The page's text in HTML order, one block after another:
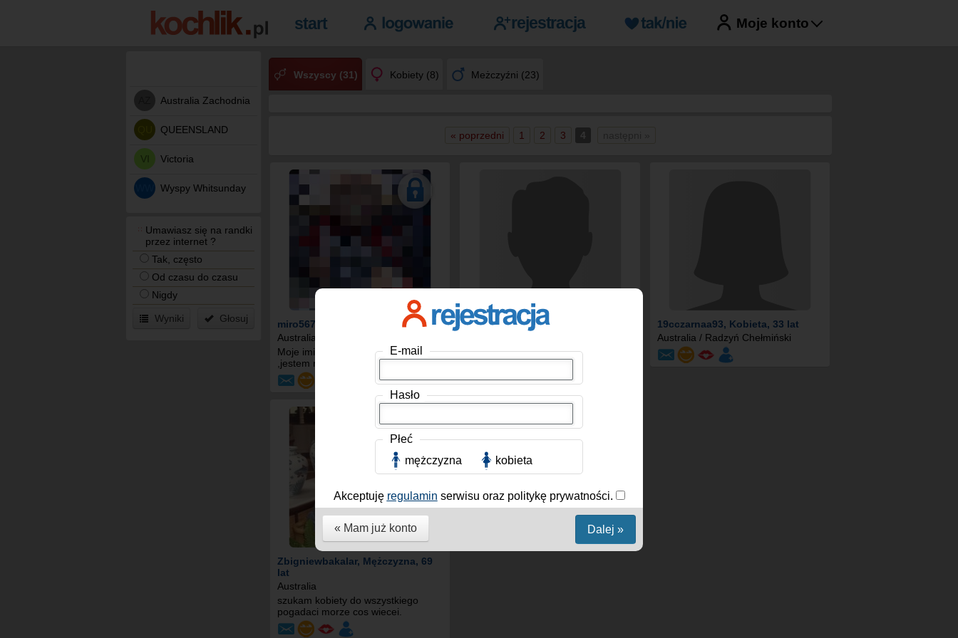
Moje konto
Australia Zachodnia
QUEENSLAND
VI Victoria
Wyspy Whitsunday
Umawiasz się na randki
przez internet ?
Tak, często
Od czasu do czasu
Nigdy
Wyniki Głosuj
Wszyscy (31) Kobiety (8) Meżczyźni (23)
« poprzedni 1 2 3 4
miro567 , Mężczyzna, 26 lat
Australia
Moje imie mowi wszystko o mnie
,jestem marzycielem. hust...
amatouru, Mężczyzna, 33 lat
19cczarnaa93, Kobieta, 33 lat
Australia / Radzyń Chełmiński
Zbigniewbakalar, Mężczyzna, 69
lat
Australia
szukam kobiety do wszystkiego
pogadaci morze cos wiecei.
E-mail
Hasło
Płeć
mężczyzna
kobieta
Akceptuję regulamin serwisu oraz politykę prywatności.
« Mam już konto Dalej »